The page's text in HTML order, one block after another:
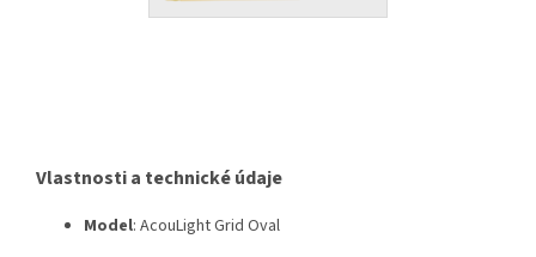
Vlastnosti a technické údaje
Model: AcouLight Grid Oval